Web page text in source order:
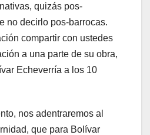
quizás pos-
no decirlo pos-barrocas.
compartir con ustedes
a una parte de su obra,
Echeverría a los 10
nos adentraremos al
que para Bolívar